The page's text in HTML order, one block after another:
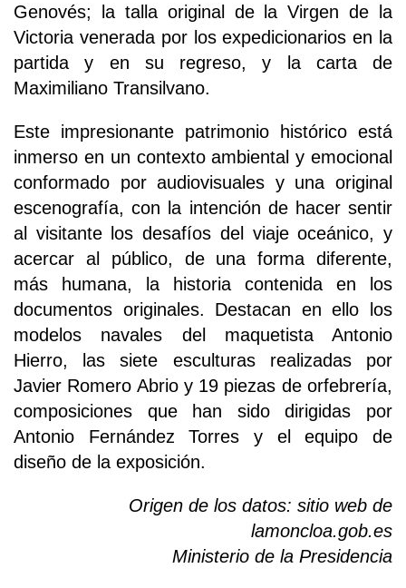
Genovés; la talla original de la Virgen de la
Victoria venerada por los expedicionarios en la
partida y en su regreso, y la carta de
Maximiliano Transilvano.
Este impresionante patrimonio histórico está
inmerso en un contexto ambiental y emocional
conformado por audiovisuales y una original
escenografía, con la intención de hacer sentir
al visitante los desafíos del viaje oceánico, y
acercar al público, de una forma diferente,
más humana, la historia contenida en los
documentos originales. Destacan en ello los
modelos navales del maquetista Antonio
Hierro, las siete esculturas realizadas por
Javier Romero Abrio y 19 piezas de orfebrería,
composiciones que han sido dirigidas por
Antonio Fernández Torres y el equipo de
diseño de la exposición.
Origen de los datos: sitio web de
lamoncloa.gob.es
Ministerio de la Presidencia